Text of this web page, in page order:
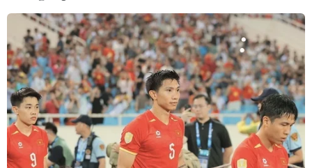
Ấn Độ bị đánh chìm trên Biển Đỏ
05/08/2026 04:40
Israel phát triển xét nghiệm máu đơn
giản giúp phát hiện sớm ung thư
phổi
05/08/2026 03:42